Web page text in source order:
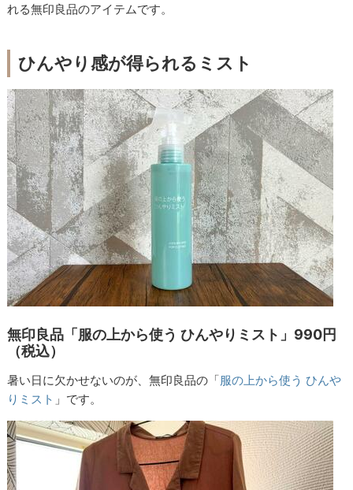
れる無印良品のアイテムです。
ひんやり感が得られるミスト
無印良品「服の上から使う ひんやりミスト」990円
（税込）
暑い日に欠かせないのが、無印良品の「服の上から使う ひんや
りミスト 」です。